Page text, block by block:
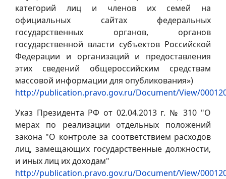
категорий лиц и членов их семей на
официальных сайтах федеральных
государственных органов, органов
государственной власти субъектов Российской
Федерации и организаций и предоставления
этих сведений общероссийским средствам
массовой информации для опубликования»)
http://publication.pravo.gov.ru/Document/View/
Указ Президента РФ от 02.04.2013 г. № 310 "О
мерах по реализации отдельных положений
закона "О контроле за соответствием расходов
лиц, замещающих государственные должности,
и иных лиц их доходам"
http://publication.pravo.gov.ru/Document/View/